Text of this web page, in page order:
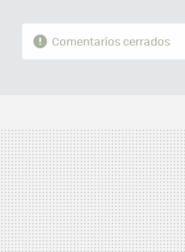
Comentarios cerrados